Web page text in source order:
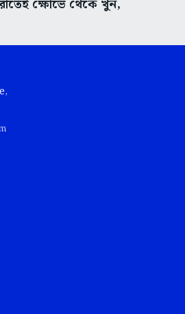
ক্ষোভে থেকে খুন,